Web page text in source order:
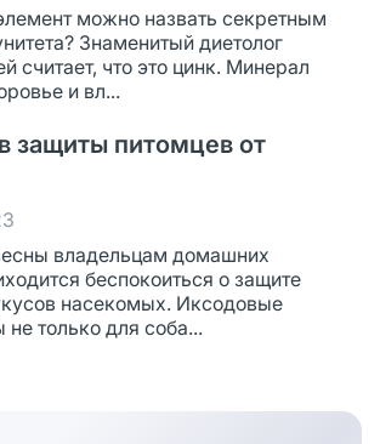
можно назвать секретным
Знаменитый диетолог
считает, что это цинк. Минерал
и вл...
защиты питомцев от
владельцам домашних
беспокоиться о защите
насекомых. Иксодовые
только для соба...